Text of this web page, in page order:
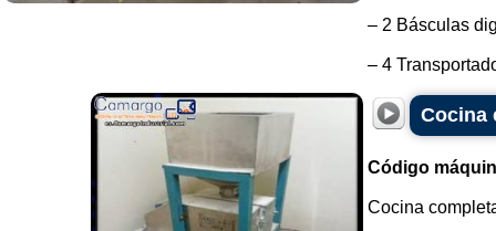
– 2 Básculas
– 4
Cocina
Código
Cocina